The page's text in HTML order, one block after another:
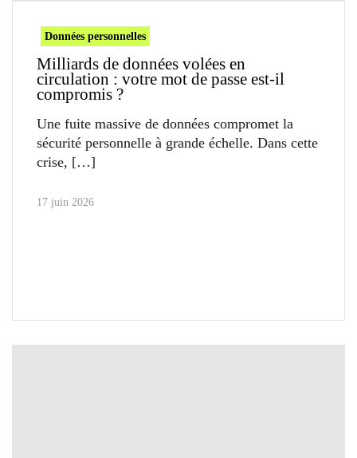
Données personnelles
Milliards de données volées en
circulation : votre mot de passe est-il
compromis ?
Une fuite massive de données compromet la
sécurité personnelle à grande échelle. Dans cette
crise,
17 juin 2026